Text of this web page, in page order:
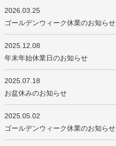
2026.03.25
ゴールデンウィーク休業のお知らせ
2025.12.08
年末年始休業日のお知らせ
2025.07.18
お盆休みのお知らせ
2025.05.02
ゴールデンウィーク休業のお知らせ